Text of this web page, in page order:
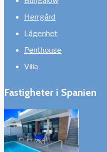
Herrgård
Lägenhet
Penthouse
Villa
Fastigheter i Spanien